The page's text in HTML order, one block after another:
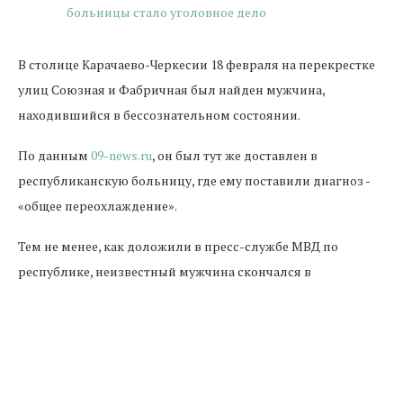
В столице Карачаево-Черкесии 18 февраля на перекрестке
улиц Союзная и Фабричная был найден мужчина,
находившийся в бессознательном состоянии.
По данным 09-news.ru, он был тут же доставлен в
республиканскую больницу, где ему поставили диагноз -
«общее переохлаждение».
Тем не менее, как доложили в пресс-службе МВД по
республике, неизвестный мужчина скончался в